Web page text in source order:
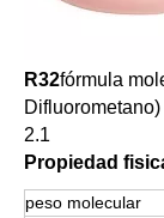
R32fórmula
2.1
Propiedad
peso molecular